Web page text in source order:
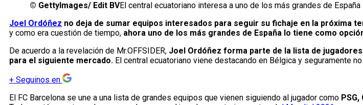
© GettyImages/ Edit BVEl central ecuatoriano interesa a uno de los más grandes de España
Joel Ordóñez no deja de sumar equipos interesados para seguir su fichaje en la próxima
y como era cuestión de tiempo, ahora uno de los más grandes de España lo tiene como
De acuerdo a la revelación de Mr.OFFSIDER, Joel Ordóñez forma parte de la lista de jugadores
para el siguiente mercado. El central ecuatoriano viene destacando en Bélgica y seguramente
+ Seguinos en
El FC Barcelona se une a una lista de grandes equipos que vienen siguiendo al jugador como